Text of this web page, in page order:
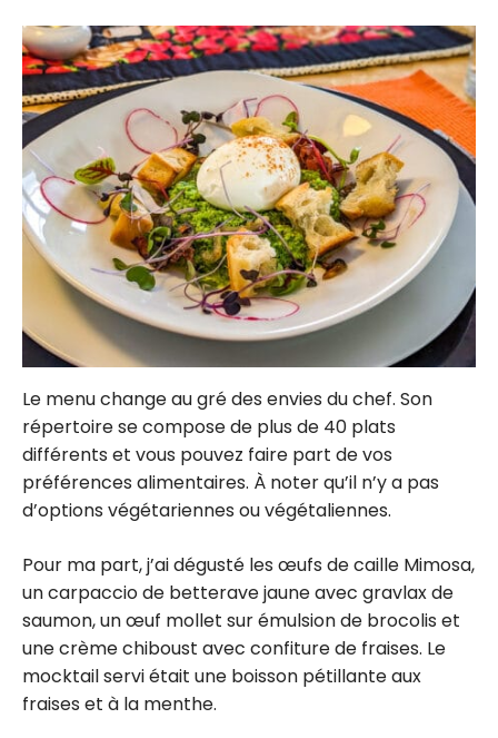
Le menu change au gré des envies du chef. Son
répertoire se compose de plus de 40 plats
différents et vous pouvez faire part de vos
préférences alimentaires. À noter qu’il n’y a pas
d’options végétariennes ou végétaliennes.
Pour ma part, j’ai dégusté les œufs de caille Mimosa,
un carpaccio de betterave jaune avec gravlax de
saumon, un œuf mollet sur émulsion de brocolis et
une crème chiboust avec confiture de fraises. Le
mocktail servi était une boisson pétillante aux
fraises et à la menthe.